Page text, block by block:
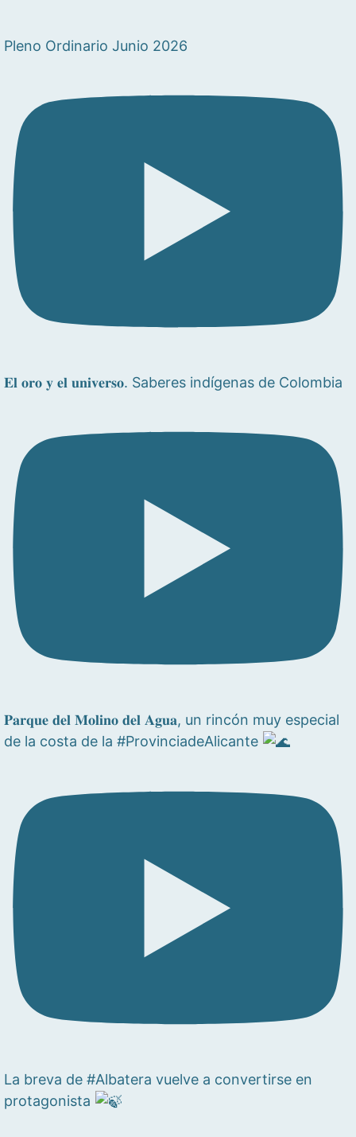
Pleno Ordinario Junio 2026
𝐄𝐥 𝐨𝐫𝐨 𝐲 𝐞𝐥 𝐮𝐧𝐢𝐯𝐞𝐫𝐬𝐨. Saberes indígenas de Colombia
𝐏𝐚𝐫𝐪𝐮𝐞 𝐝𝐞𝐥 𝐌𝐨𝐥𝐢𝐧𝐨 𝐝𝐞𝐥 𝐀𝐠𝐮𝐚, un rincón muy especial
de la costa de la #ProvinciadeAlicante
La breva de #Albatera vuelve a convertirse en
protagonista